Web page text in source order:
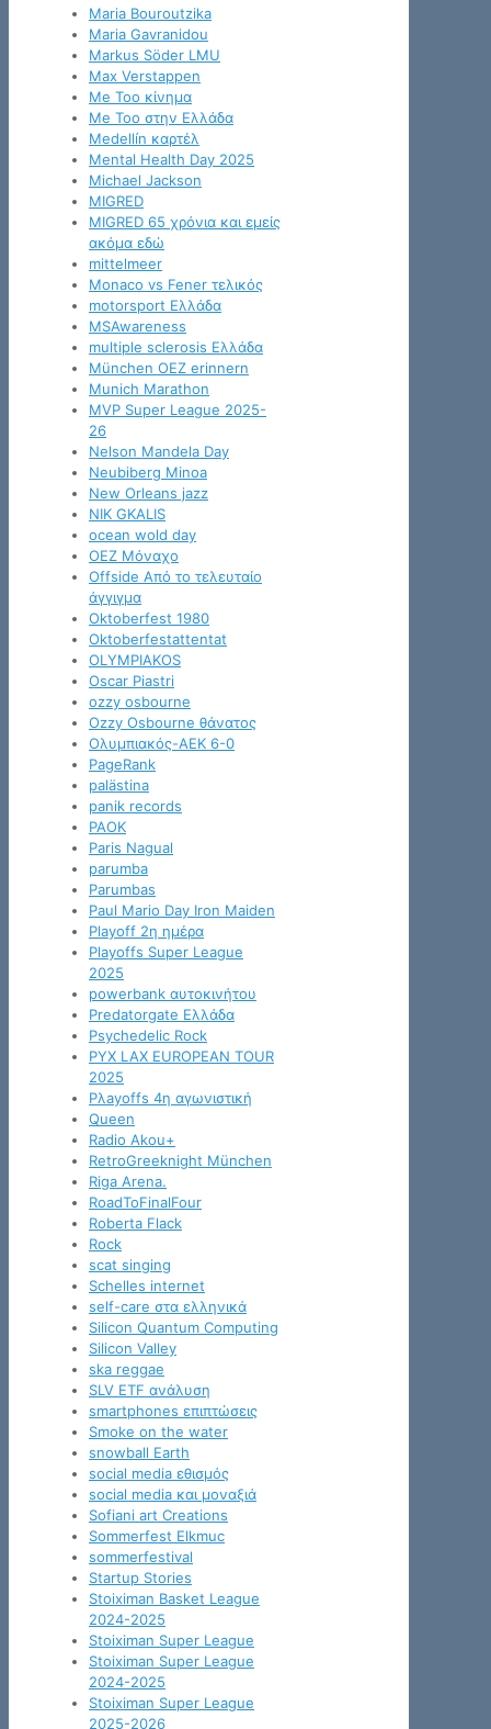
Maria Bouroutzika
Maria Gavranidou
Markus Söder LMU
Max Verstappen
Me Too κίνημα
Me Too στην Ελλάδα
Medellín καρτέλ
Mental Health Day 2025
Michael Jackson
MIGRED
MIGRED 65 χρόνια και εμείς
ακόμα εδώ
mittelmeer
Monaco vs Fener τελικός
motorsport Ελλάδα
MSAwareness
multiple sclerosis Ελλάδα
München OEZ erinnern
Munich Marathon
MVP Super League 2025-
26
Nelson Mandela Day
Neubiberg Minoa
New Orleans jazz
NIK GKALIS
ocean wold day
OEZ Μόναχο
Offside Από το τελευταίο
άγγιγμα
Oktoberfest 1980
Oktoberfestattentat
OLYMPIAKOS
Oscar Piastri
ozzy osbourne
Ozzy Osbourne θάνατος
Oλυμπιακός-ΑΕΚ 6-0
PageRank
palästina
panik records
PAOK
Paris Nagual
parumba
Parumbas
Paul Mario Day Iron Maiden
Playoff 2η ημέρα
Playoffs Super League
2025
powerbank αυτοκινήτου
Predatorgate Ελλάδα
Psychedelic Rock
PYX LAX EUROPEAN TOUR
2025
Pλayoffs 4η αγωνιστική
Queen
Radio Akou+
RetroGreeknight München
Riga Arena.
RoadToFinalFour
Roberta Flack
Rock
scat singing
Schelles internet
self-care στα ελληνικά
Silicon Quantum Computing
Silicon Valley
ska reggae
SLV ETF ανάλυση
smartphones επιπτώσεις
Smoke on the water
snowball Earth
social media εθισμός
social media και μοναξιά
Sofiani art Creations
Sommerfest Elkmuc
sommerfestival
Startup Stories
Stoiximan Basket League
2024-2025
Stoiximan Super League
Stoiximan Super League
2024-2025
Stoiximan Super League
2025-2026